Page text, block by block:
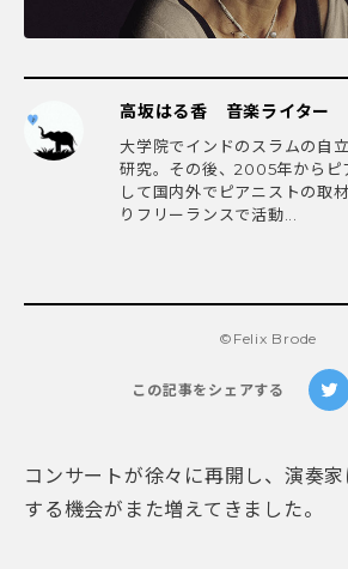
高坂はる香 音楽ライター
大学院でインドのスラムの自
研究。その後、2005年からピ
して国内外でピアニストの取
りフリーランスで活動...
©️Felix Brode
この記事をシェアする
コンサートが徐々に再開し、演奏
する機会がまた増えてきました。